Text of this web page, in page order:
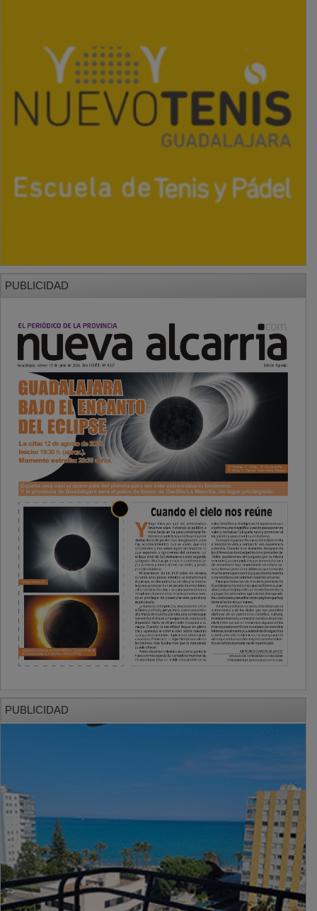
PUBLICIDAD
PUBLICIDAD